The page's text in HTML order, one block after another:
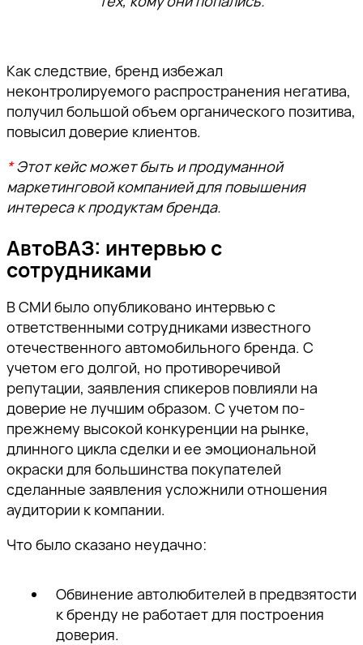
Как следствие, бренд избежал
неконтролируемого распространения негатива,
получил большой объем органического позитива,
повысил доверие клиентов.
*Этот кейс может быть и продуманной
маркетинговой компанией для повышения
интереса к продуктам бренда.
АвтоВАЗ: интервью с
сотрудниками
В СМИ было опубликовано интервью с
ответственными сотрудниками известного
отечественного автомобильного бренда. С
учетом его долгой, но противоречивой
репутации, заявления спикеров повлияли на
доверие не лучшим образом. С учетом по-
прежнему высокой конкуренции на рынке,
длинного цикла сделки и ее эмоциональной
окраски для большинства покупателей
сделанные заявления усложнили отношения
аудитории к компании.
Что было сказано неудачно:
Обвинение автолюбителей в предвзятости
к бренду не работает для построения
доверия.